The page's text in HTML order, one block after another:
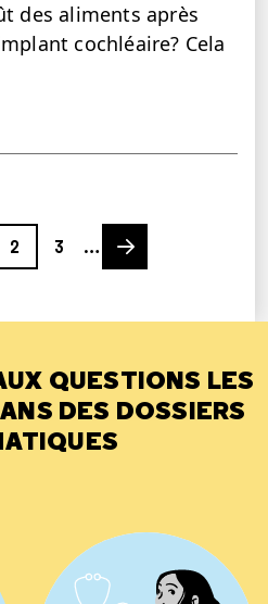
des aliments après
cochléaire? Cela
2
Page
3
…
Next page
QUESTIONS LES
DES DOSSIERS